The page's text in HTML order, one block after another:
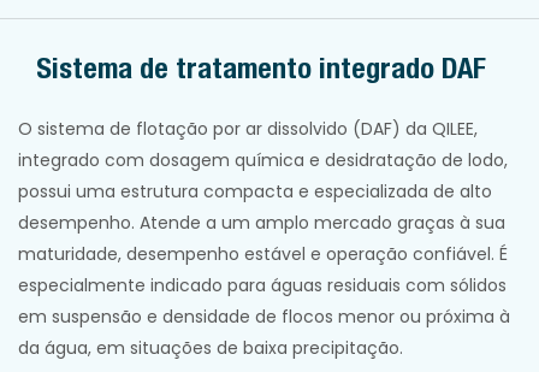
Sistema de tratamento integrado DAF
O sistema de flotação por ar dissolvido (DAF) da QILEE,
integrado com dosagem química e desidratação de lodo,
possui uma estrutura compacta e especializada de alto
desempenho. Atende a um amplo mercado graças à sua
maturidade, desempenho estável e operação confiável. É
especialmente indicado para águas residuais com sólidos
em suspensão e densidade de flocos menor ou próxima à
da água, em situações de baixa precipitação.